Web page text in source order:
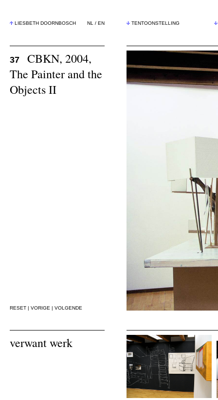
LIESBETH DOORNBOSCH NL / EN TENTOONSTELLING
37
CBKN, 2004,
The Painter and the
Objects II
RESET | VORIGE | VOLGENDE
verwant werk